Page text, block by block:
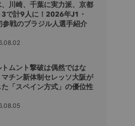
川崎、千葉に実力派、京都
3で計9人に！2026年J1・
参戦のブラジル人選手紹介
トムント撃破は偶然ではな
マチン新体制セレッソ大阪が
「スペイン方式」の優位性